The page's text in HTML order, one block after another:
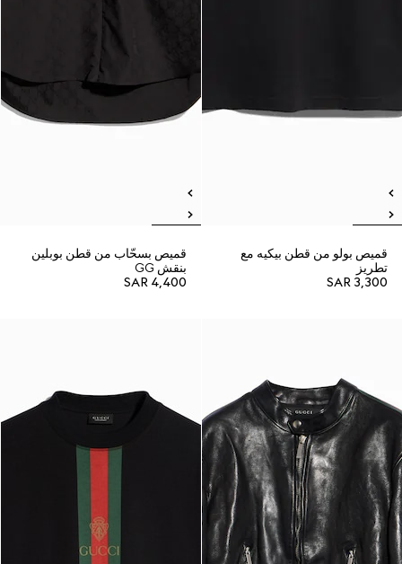
قميص بولو من قطن بيكيه مع
تطريز
SAR 3,300
قميص بسحّاب من قطن بوبلين
بنقش GG
SAR 4,400